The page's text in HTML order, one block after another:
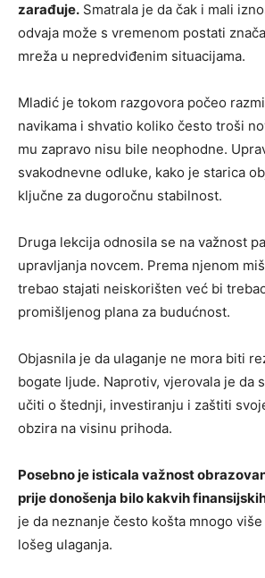
zarađuje. Smatrala je da čak i mali
odvaja može s vremenom postati
mreža u nepredviđenim situacijama.
Mladić je tokom razgovora počeo
navikama i shvatio koliko često troši
mu zapravo nisu bile neophodne.
svakodnevne odluke, kako je starica
ključne za dugoročnu stabilnost.
Druga lekcija odnosila se na važnost
upravljanja novcem. Prema njenom
trebao stajati neiskorišten već bi
promišljenog plana za budućnost.
Objasnila je da ulaganje ne mora biti
bogate ljude. Naprotiv, vjerovala je da
učiti o štednji, investiranju i zaštiti
obzira na visinu prihoda.
Posebno je isticala važnost
prije donošenja bilo kakvih
je da neznanje često košta mnogo
lošeg ulaganja.